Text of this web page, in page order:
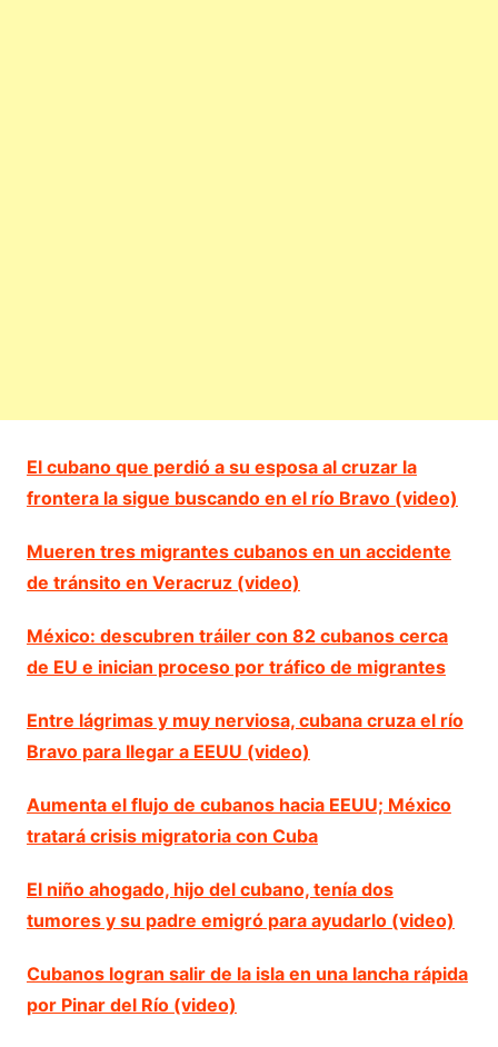
El cubano que perdió a su esposa al cruzar la
frontera la sigue buscando en el río Bravo (video)
Mueren tres migrantes cubanos en un accidente
de tránsito en Veracruz (video)
México: descubren tráiler con 82 cubanos cerca
de EU e inician proceso por tráfico de migrantes
Entre lágrimas y muy nerviosa, cubana cruza el río
Bravo para llegar a EEUU (video)
Aumenta el flujo de cubanos hacia EEUU; México
tratará crisis migratoria con Cuba
El niño ahogado, hijo del cubano, tenía dos
tumores y su padre emigró para ayudarlo (video)
Cubanos logran salir de la isla en una lancha rápida
por Pinar del Río (video)